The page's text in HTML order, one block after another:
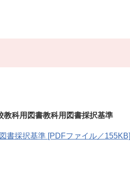
科用図書教科用図書採択基準
書採択基準 [PDFファイル／155KB]